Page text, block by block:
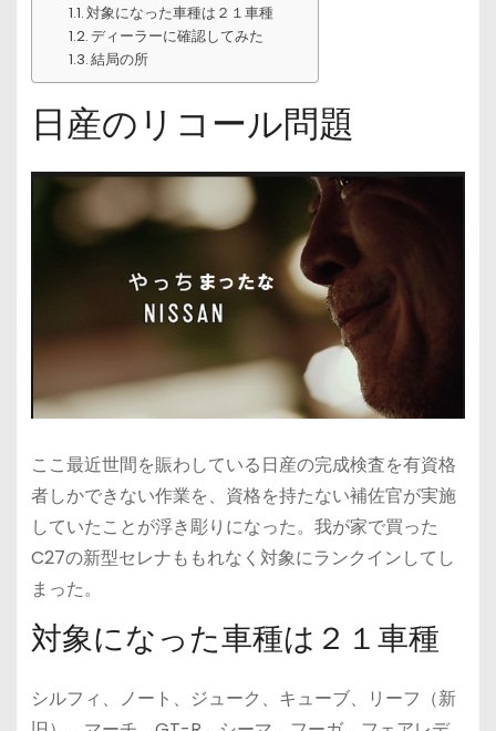
対象になった車種は２１車種
ディーラーに確認してみた
結局の所
日産のリコール問題
ここ最近世間を賑わしている日産の完成検査を有資格
者しかできない作業を、資格を持たない補佐官が実施
していたことが浮き彫りになった。我が家で買った
C27の新型セレナももれなく対象にランクインしてし
まった。
対象になった車種は２１車種
シルフィ、ノート、ジューク、キューブ、リーフ（新